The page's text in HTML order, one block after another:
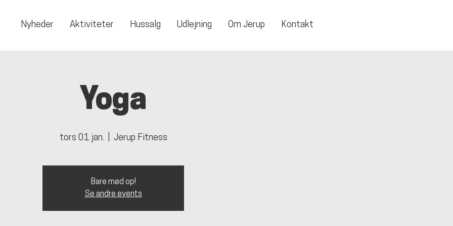
Nyheder Aktiviteter Hussalg Udlejning Om Jerup Kontakt
Yoga
tors 01 jan. Jerup Fitness
Bare mød op!
Se andre events